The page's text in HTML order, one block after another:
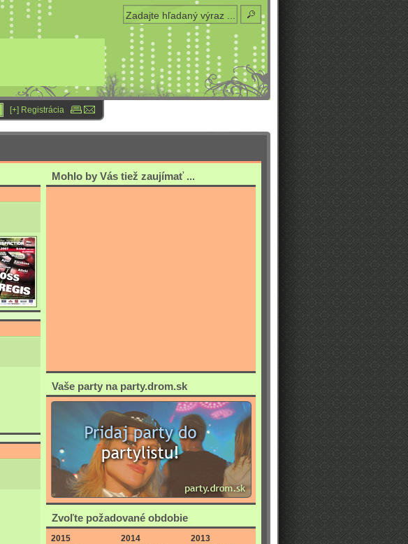
[+] Registrácia
Mohlo by Vás tiež zaujímať ...
Vaše party na party.drom.sk
Zvoľte požadované obdobie
2015
2014
2013